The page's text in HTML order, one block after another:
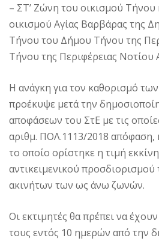
– ΣΤ’ Ζώνη του οικισμού Τήνου
οικισμού Αγίας Βαρβάρας της
Τήνου του Δήμου Τήνου της
Τήνου της Περιφέρειας Νοτίου
Η ανάγκη για τον καθορισμό
προέκυψε μετά την
αποφάσεων του ΣτΕ με τις
αριθμ. ΠΟΛ.1113/2018 απόφαση,
το οποίο ορίστηκε η τιμή
αντικειμενικού προσδιορισμού
ακινήτων των ως άνω ζωνών.
Οι εκτιμητές θα πρέπει να
τους εντός 10 ημερών από την